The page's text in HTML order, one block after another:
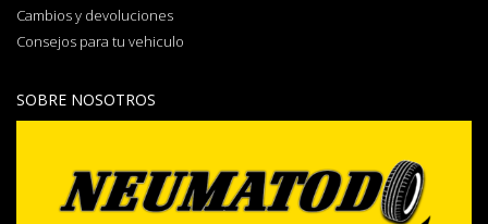
Cambios y devoluciones
Consejos para tu vehiculo
SOBRE NOSOTROS